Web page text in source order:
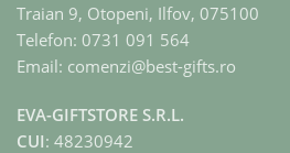
Traian 9, Otopeni, Ilfov, 075100
Telefon: 0731 091 564
Email: comenzi@best-gifts.ro
EVA-GIFTSTORE S.R.L.
CUI: 48230942